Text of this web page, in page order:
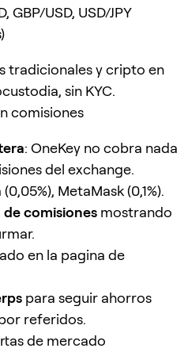
GBP/USD, USD/JPY
tradicionales y cripto en
sin KYC.
comisiones
: OneKey no cobra nada
del exchange.
MetaMask (0,1%).
comisiones mostrando
en la pagina de
para seguir ahorros
referidos.
de mercado